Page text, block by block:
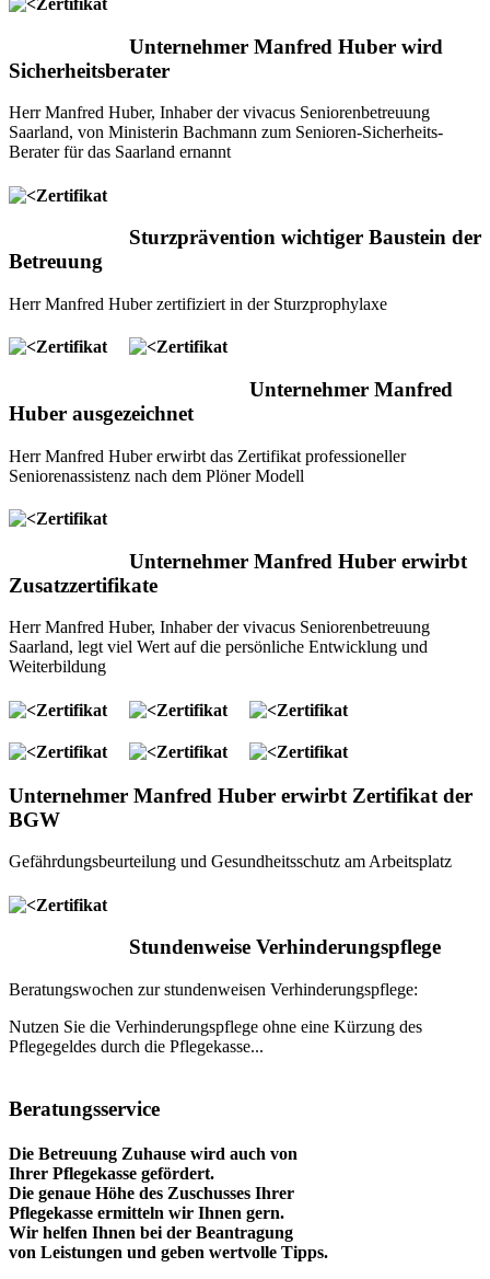
Unternehmer Manfred Huber wird
Sicherheitsberater
Herr Manfred Huber, Inhaber der vivacus Seniorenbetreuung
Saarland, von Ministerin Bachmann zum Senioren-Sicherheits-
Berater für das Saarland ernannt
Sturzprävention wichtiger Baustein der
Betreuung
Herr Manfred Huber zertifiziert in der Sturzprophylaxe
Unternehmer Manfred
Huber ausgezeichnet
Herr Manfred Huber erwirbt das Zertifikat professioneller
Seniorenassistenz nach dem Plöner Modell
Unternehmer Manfred Huber erwirbt
Zusatzzertifikate
Herr Manfred Huber, Inhaber der vivacus Seniorenbetreuung
Saarland, legt viel Wert auf die persönliche Entwicklung und
Weiterbildung
Unternehmer Manfred Huber erwirbt Zertifikat der
BGW
Gefährdungsbeurteilung und Gesundheitsschutz am Arbeitsplatz
Stundenweise Verhinderungspflege
Beratungswochen zur stundenweisen Verhinderungspflege:
Nutzen Sie die Verhinderungspflege ohne eine Kürzung des
Pflegegeldes durch die Pflegekasse...
Beratungsservice
Die Betreuung Zuhause wird auch von
Ihrer Pflegekasse gefördert.
Die genaue Höhe des Zuschusses Ihrer
Pflegekasse ermitteln wir Ihnen gern.
Wir helfen Ihnen bei der Beantragung
von Leistungen und geben wertvolle Tipps.